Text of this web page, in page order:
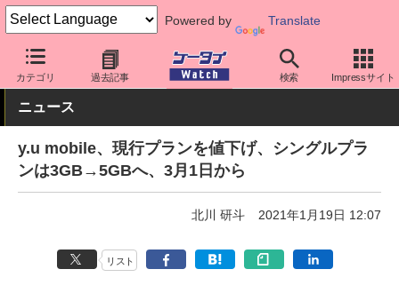
Powered by Translate
カテゴリ 過去記事 検索 Impressサイト
ケータイ Watch 格安スマホ/格安SIM 格安SIM/MVNO その他
ニュース
y.u mobile、現行プランを値下げ、シングルプラ
ンは3GB→5GBへ、3月1日から
北川 研斗 2021年1月19日 12:07
リスト